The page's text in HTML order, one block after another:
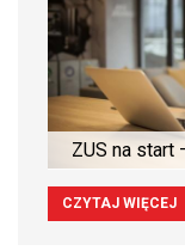
ZUS na start
CZYTAJ WIĘCEJ